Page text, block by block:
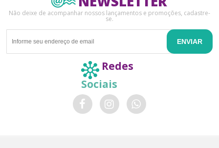
Não deixe de acompanhar nossos lançamentos e promoções, cadastre-
se.
ENVIAR
Redes
Sociais